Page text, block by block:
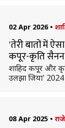
02 Apr 2026 •
'तेरी बातों में
कपूर-कृति
शाहिद कपूर और
उलझा जिया' 2024
08 Apr 2025 •